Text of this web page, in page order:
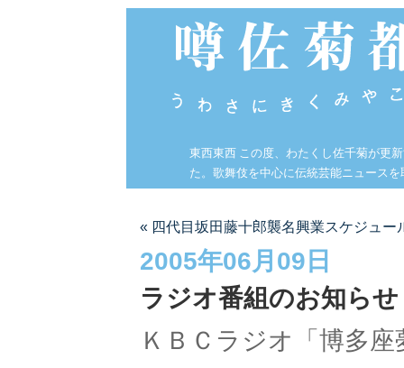
東西東西 この度、わたくし佐千菊が更
た。歌舞伎を中心に伝統芸能ニュース
« 四代目坂田藤十郎襲名興業スケジュー
2005年06月09日
ラジオ番組のお知らせ
ＫＢＣラジオ「博多座